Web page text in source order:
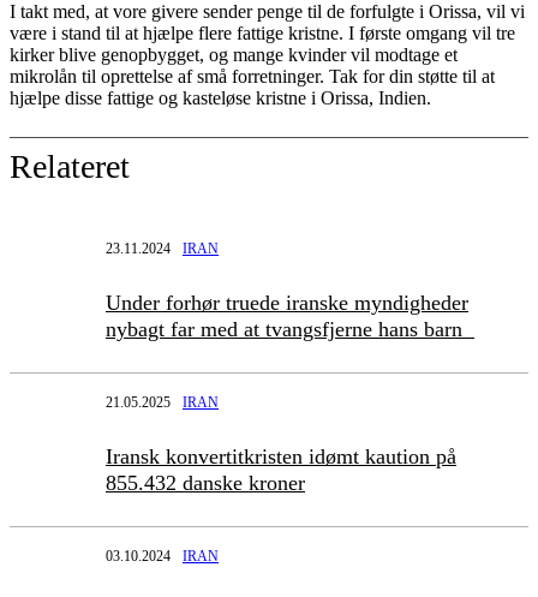
I takt med, at vore givere sender penge til de forfulgte i Orissa, vil vi
være i stand til at hjælpe flere fattige kristne. I første omgang vil tre
kirker blive genopbygget, og mange kvinder vil modtage et
mikrolån til oprettelse af små forretninger. Tak for din støtte til at
hjælpe disse fattige og kasteløse kristne i Orissa, Indien.
Relateret
23.11.2024 IRAN
Under forhør truede iranske myndigheder
nybagt far med at tvangsfjerne hans barn
21.05.2025 IRAN
Iransk konvertitkristen idømt kaution på
855.432 danske kroner
03.10.2024 IRAN